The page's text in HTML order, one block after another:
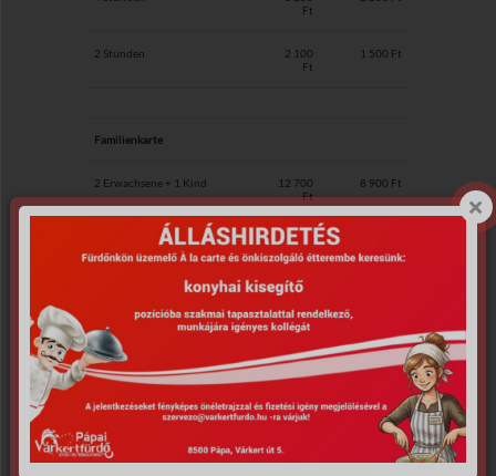
Ft
2 Stunden
2 100
Ft
1 500 Ft
Familienkarte
2 Erwachsene + 1 Kind
12 700
Ft
8 900 Ft
2 Erwachsene + 2 Kinder
15 200
Ft
2 550
Ft
Schwimmkarte für 2 Stunden
1 550